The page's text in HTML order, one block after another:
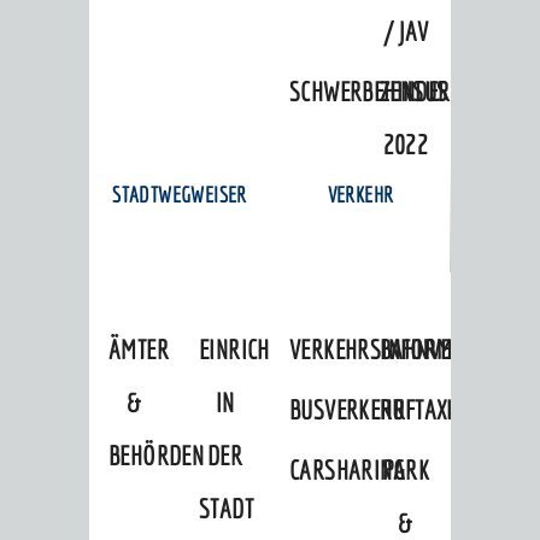
/ JAV
ZENSUS
2022
STADTWEGWEISER
ÄMTER
&
BEHÖRDEN
EINRICHTUNGEN
IN
DER
STADT
VERKEHR
VERKEHRSINFORMATIONEN
BAHNVERKEHR
BUSVERKEHRRUFTAXI
CARSHARINGPARK
&